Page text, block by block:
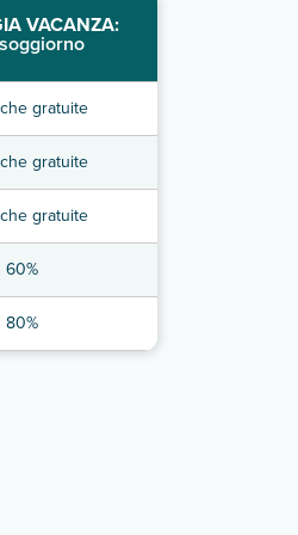
VACANZA:
gratuite
gratuite
gratuite
60%
80%